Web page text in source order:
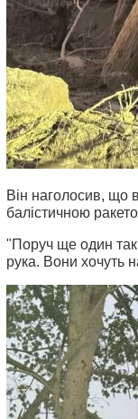
Він наголосив, що
балістичною
"Поруч ще один
рука. Вони хочуть